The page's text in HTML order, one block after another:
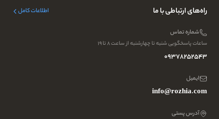
راه‌های ارتباطی با ما اطلاعات کامل
شماره تماس
ساعات پاسخگویی شنبه تا چهارشنبه از ساعت ۸ تا ۱۹
09378252543
ایمیل
info@rozhia.com
آدرس پستی